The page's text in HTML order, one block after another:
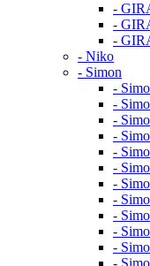
-
-
-
- Niko
- Simon
-
-
-
-
-
-
-
-
-
-
-
-